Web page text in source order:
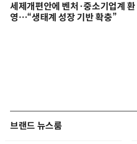
세제개편안에 벤처·중소기업계 환
영…“생태계 성장 기반 확충”
브랜드 뉴스룸